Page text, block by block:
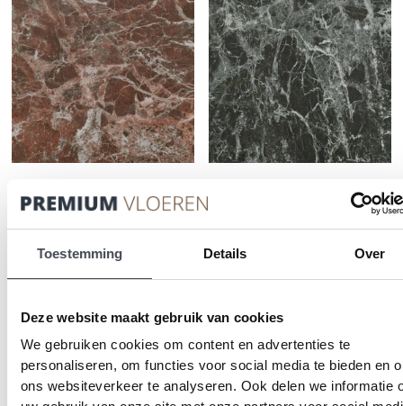
Toestemming Details Over
Deze website maakt gebruik van cookies
We gebruiken cookies om content en advertenties te
personaliseren, om functies voor social media te bieden en
ons websiteverkeer te analyseren. Ook delen we informatie
op
de
Forbo Allura Material
63686DR7/63686DR5
€36.95
PRODUCT BEKIJKEN
product
meerdere
variaties.
Deze
Forbo Allura Material
PRODUCT BEKIJKEN